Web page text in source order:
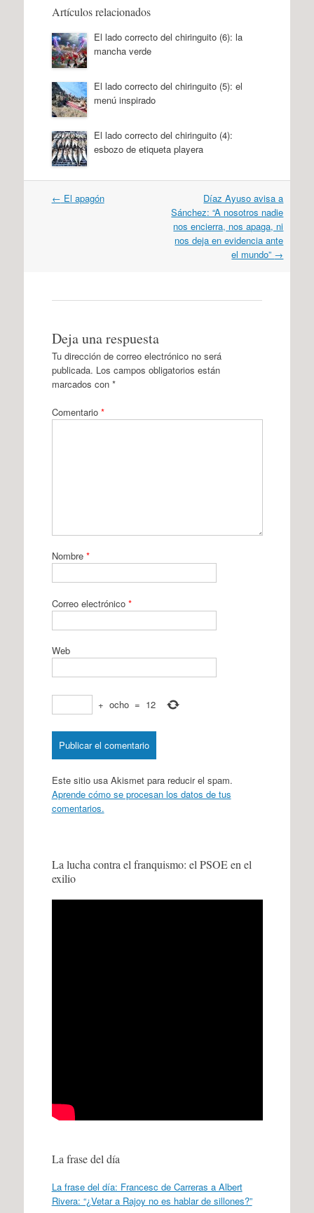
Artículos relacionados
El lado correcto del chiringuito (6): la
mancha verde
El lado correcto del chiringuito (5): el
menú inspirado
El lado correcto del chiringuito (4):
esbozo de etiqueta playera
Navegación
← El apagón
Díaz Ayuso avisa a
Sánchez: “A nosotros nadie
nos encierra, nos apaga, ni
nos deja en evidencia ante
el mundo” →
Deja una respuesta
Tu dirección de correo electrónico no será
publicada. Los campos obligatorios están
marcados con *
Comentario *
Nombre *
Correo electrónico *
Web
+ ocho = 12
Este sitio usa Akismet para reducir el spam.
Aprende cómo se procesan los datos de tus
comentarios.
La lucha contra el franquismo: el PSOE en el
exilio
La frase del día
La frase del día: Francesc de Carreras a Albert
Rivera: “¿Vetar a Rajoy no es hablar de sillones?”